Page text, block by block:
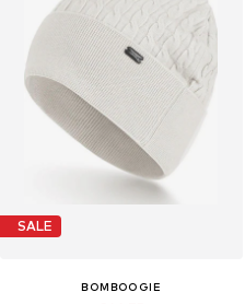
SALE
BOMBOOGIE